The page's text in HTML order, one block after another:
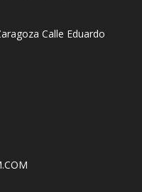
Calle Eduardo